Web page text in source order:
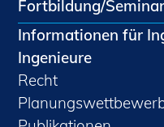
Fortbildung/
Informationen für
Ingenieure
Recht